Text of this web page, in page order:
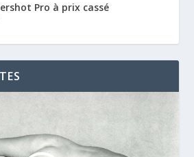
Pro à prix cassé